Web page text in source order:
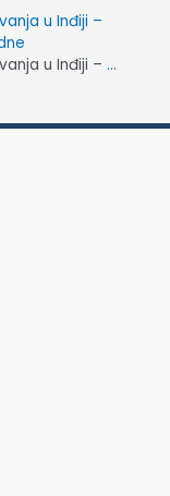
u Inđiji –
u Inđiji –…